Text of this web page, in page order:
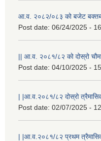
आ.व. २०८२/०८३ को बजेट
Post date: 06/24/2025 -
|| आ.व. २०८१/८२ को दोस्रो
Post date: 04/10/2025 -
| |आ.व.२०८१/८२ दोस्रो
Post date: 02/07/2025 -
| |आ.व.२०८१/८२ प्रथम